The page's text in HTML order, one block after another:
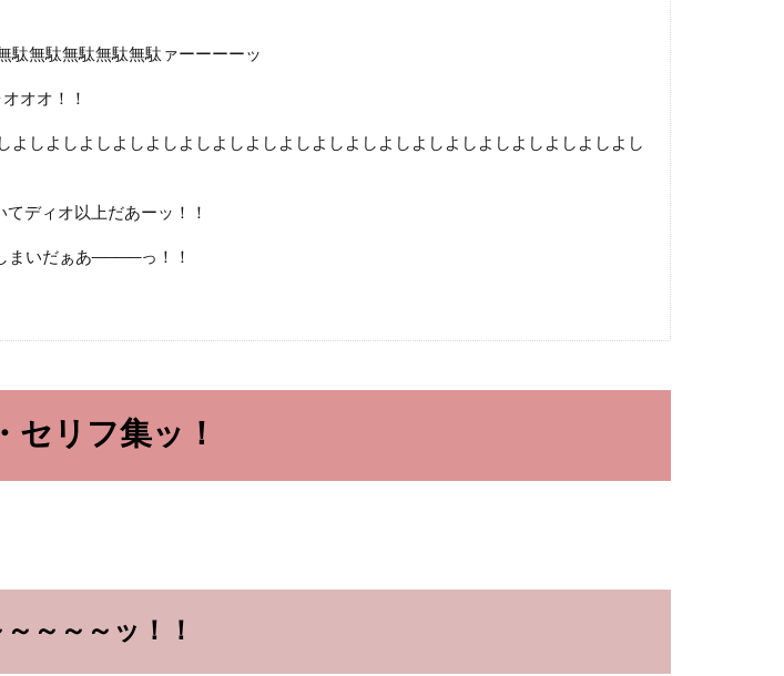
駄無駄無駄無駄無駄ァーーーーッ
オオ！！
しよしよしよしよしよしよしよしよしよしよしよしよしよしよしよしよしよしよし
ディオ以上だあーッ！！
まいだぁあ────っ！！
セリフ集ッ！
～～～ッ！！